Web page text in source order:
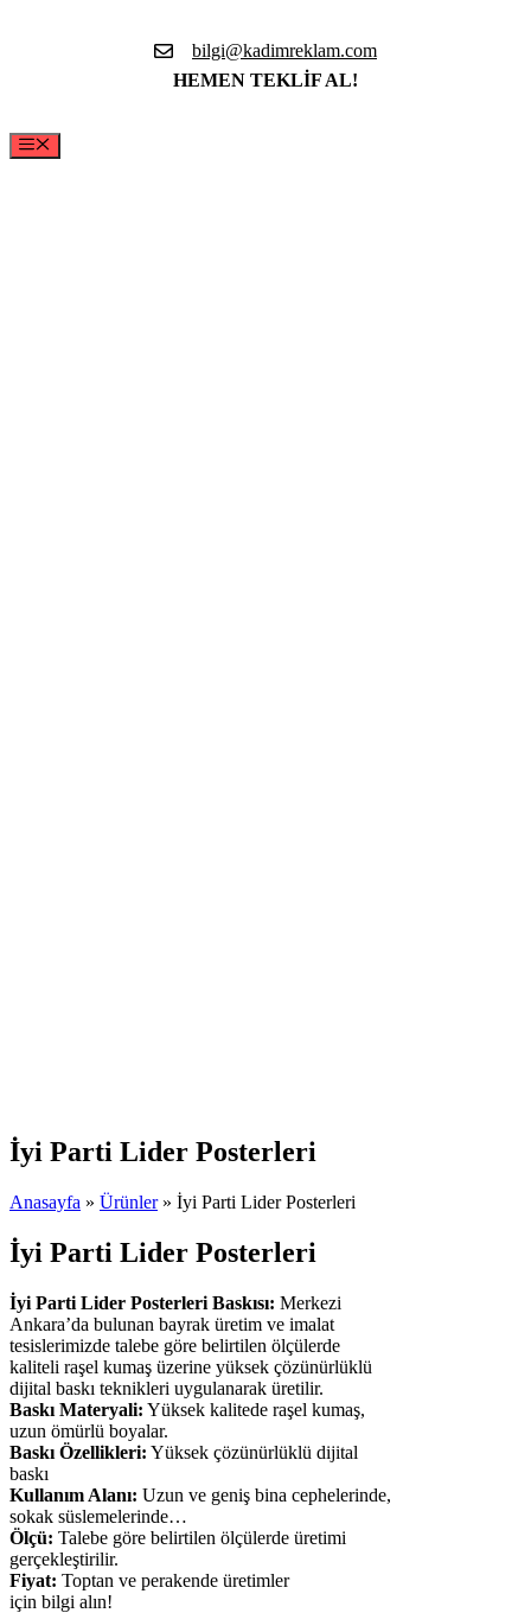
bilgi@kadimreklam.com
HEMEN TEKLİF AL!
Menü
İyi Parti Lider Posterleri
Anasayfa » Ürünler» İyi Parti Lider Posterleri
İyi Parti Lider Posterleri
İyi Parti Lider Posterleri Baskısı: Merkezi
Ankara’da bulunan bayrak üretim ve imalat
tesislerimizde talebe göre belirtilen ölçülerde
kaliteli raşel kumaş üzerine yüksek çözünürlüklü
dijital baskı teknikleri uygulanarak üretilir.
Baskı Materyali: Yüksek kalitede raşel kumaş,
uzun ömürlü boyalar.
Baskı Özellikleri: Yüksek çözünürlüklü dijital
baskı
Kullanım Alanı: Uzun ve geniş bina cephelerinde,
sokak süslemelerinde…
Ölçü: Talebe göre belirtilen ölçülerde üretimi
gerçekleştirilir.
Fiyat: Toptan ve perakende üretimler
için bilgi alın!